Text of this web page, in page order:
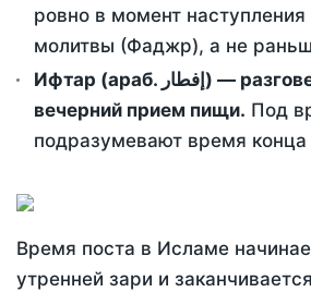
ровно в момент наступления
молитвы (Фаджр), а не
Ифтар (араб. إفطار) — разговение - это
вечерний прием пищи. Под
подразумевают время конца
Время поста в Исламе
утренней зари и